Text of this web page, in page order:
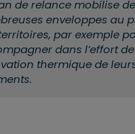
de relance mobilise de
enveloppes au
par exemple
dans l’effort de
thermique de